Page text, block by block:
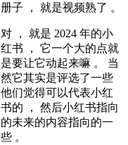
册子 ， 就是视频熟了 。
对 ， 就是 2024 年的小
红书 ， 它一个大的点就
是要让它动起来嘛 。 当
然它其实是评选了一些
他们觉得可以代表小红
书的 ， 然后小红书指向
的未来的内容指向的一
些 。